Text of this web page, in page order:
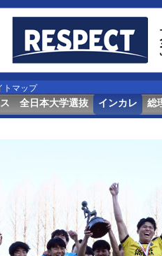
トマップ
全日本大学選抜 インカレ 総